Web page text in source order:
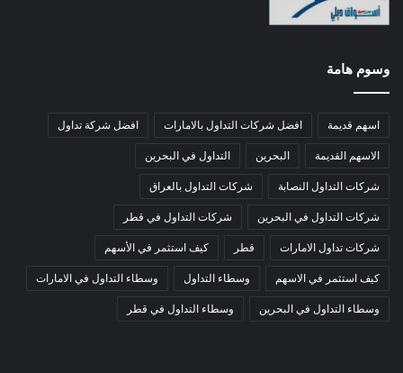
وسوم هامة
اسهم قديمة افضل شركات التداول بالامارات افضل شركة تداول
الاسهم القديمة البحرين التداول في البحرين
شركات التداول النصابة شركات التداول بالعراق
شركات التداول في البحرين شركات التداول في قطر
شركات تداول الامارات قطر كيف استثمر في الأسهم
كيف استثمر في الاسهم وسطاء التداول وسطاء التداول في الامارات
وسطاء التداول في البحرين وسطاء التداول في قطر